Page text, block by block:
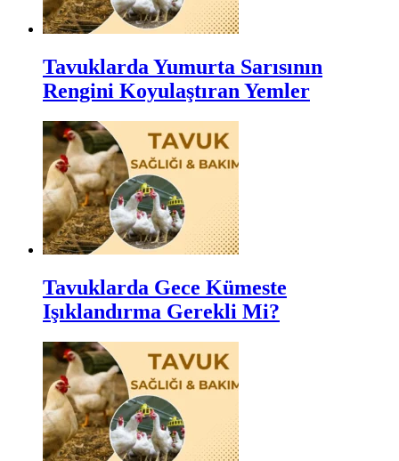
Tavuklarda Yumurta Sarısının
Rengini Koyulaştıran Yemler
Tavuklarda Gece Kümeste
Işıklandırma Gerekli Mi?